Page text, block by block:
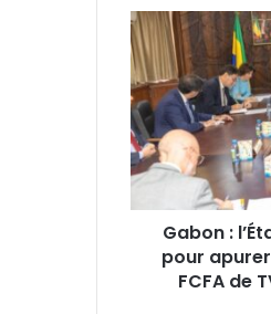
Gabon
:
l’État
promet
un
moratoire
pour
apurer
près
milliards
Gabon :
pour
FCFA de